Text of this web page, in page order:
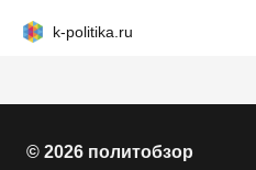
k-politika.ru
© 2026 политобзор